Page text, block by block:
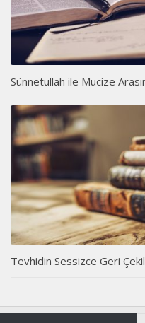
Sünnetullah ile Mucize
Tevhidin Sessizce Geri